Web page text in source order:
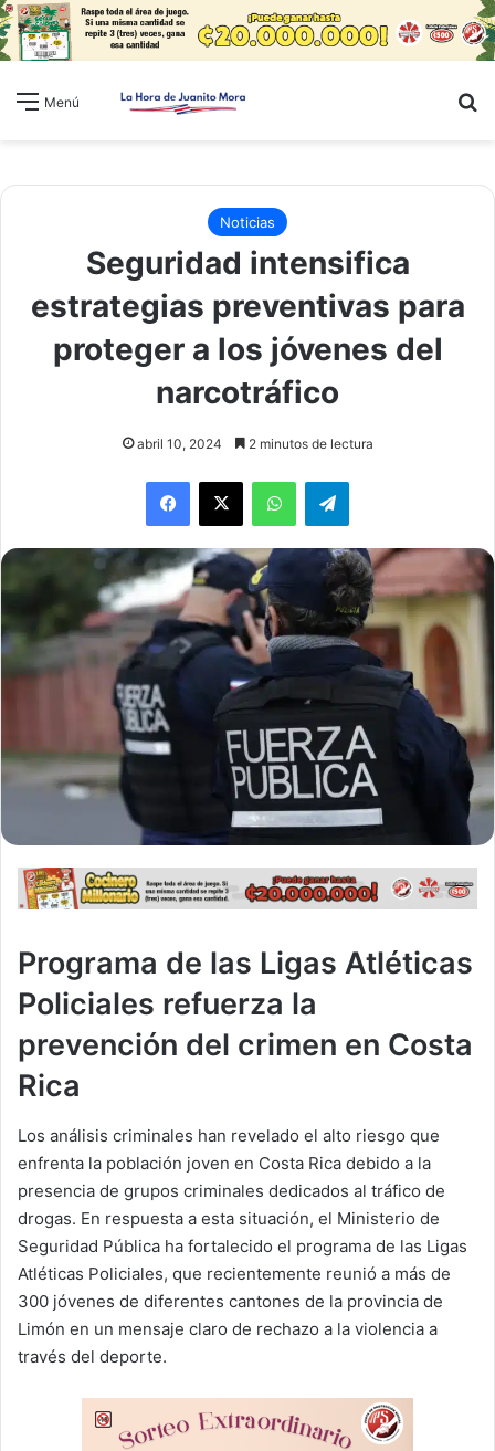
Menú
Noticias
Seguridad intensifica
estrategias preventivas para
proteger a los jóvenes del
narcotráfico
abril 10, 2024 2 minutos de lectura
WhatsAppTelegram
Programa de las Ligas Atléticas
Policiales refuerza la
prevención del crimen en Costa
Rica
Los análisis criminales han revelado el alto riesgo que
enfrenta la población joven en Costa Rica debido a la
presencia de grupos criminales dedicados al tráfico de
drogas. En respuesta a esta situación, el Ministerio de
Seguridad Pública ha fortalecido el programa de las Ligas
Atléticas Policiales, que recientemente reunió a más de
300 jóvenes de diferentes cantones de la provincia de
Limón en un mensaje claro de rechazo a la violencia a
través del deporte.